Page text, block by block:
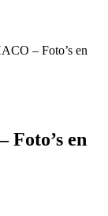
– Foto’s en
Foto’s en